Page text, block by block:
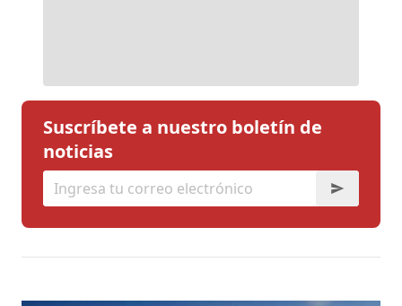
Suscríbete a nuestro boletín de
noticias